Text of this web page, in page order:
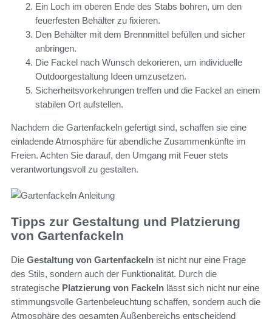
Ein Loch im oberen Ende des Stabs bohren, um den
feuerfesten Behälter zu fixieren.
Den Behälter mit dem Brennmittel befüllen und sicher
anbringen.
Die Fackel nach Wunsch dekorieren, um individuelle
Outdoorgestaltung Ideen umzusetzen.
Sicherheitsvorkehrungen treffen und die Fackel an einem
stabilen Ort aufstellen.
Nachdem die Gartenfackeln gefertigt sind, schaffen sie eine
einladende Atmosphäre für abendliche Zusammenkünfte im
Freien. Achten Sie darauf, den Umgang mit Feuer stets
verantwortungsvoll zu gestalten.
Tipps zur Gestaltung und Platzierung
von Gartenfackeln
Die Gestaltung von Gartenfackeln ist nicht nur eine Frage
des Stils, sondern auch der Funktionalität. Durch die
strategische Platzierung von Fackeln lässt sich nicht nur eine
stimmungsvolle Gartenbeleuchtung schaffen, sondern auch die
Atmosphäre des gesamten Außenbereichs entscheidend